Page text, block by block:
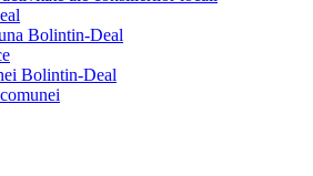
Bolintin-Deal
Bolintin-Deal